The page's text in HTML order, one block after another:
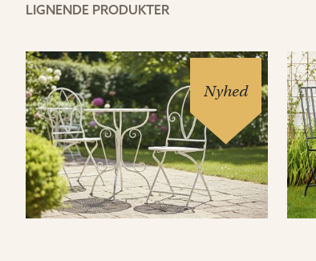
LIGNENDE PRODUKTER
Nyhed